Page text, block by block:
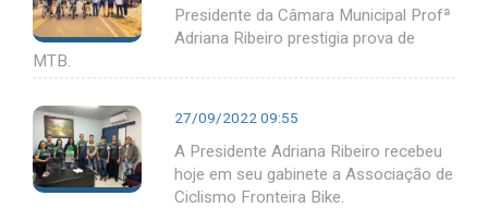
Presidente da Câmara Municipal Profª
Adriana Ribeiro prestigia prova de
MTB.
27/09/2022 09:55
A Presidente Adriana Ribeiro recebeu
hoje em seu gabinete a Associação de
Ciclismo Fronteira Bike.